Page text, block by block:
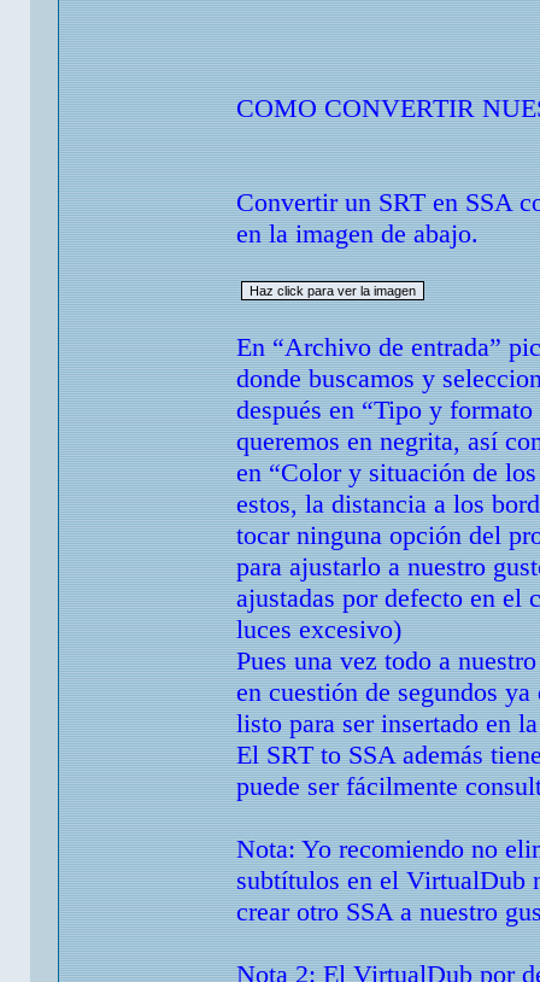
COMO CONVERTIR
Convertir un SRT en SSA
en la imagen de abajo.
En “Archivo de entrada”
donde buscamos y
después en “Tipo y
queremos en negrita, así
en “Color y situación de
estos, la distancia a los
tocar ninguna opción del
para ajustarlo a nuestro
ajustadas por defecto en el
luces excesivo)
Pues una vez todo a
en cuestión de segundos
listo para ser insertado en
El SRT to SSA además
puede ser fácilmente
Nota: Yo recomiendo no
subtítulos en el VirtualDub
crear otro SSA a nuestro
Nota 2: El VirtualDub por